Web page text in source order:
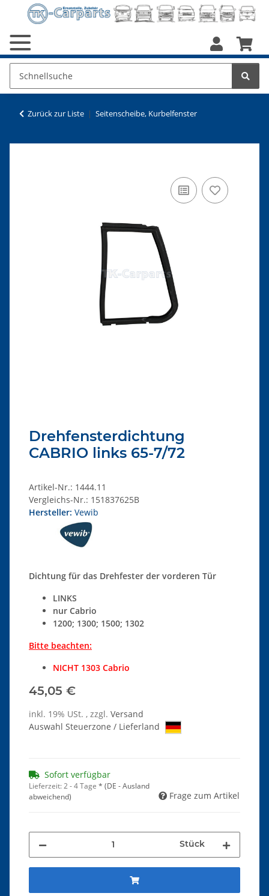
Zurück zur Liste Seitenscheibe, Kurbelfenster
Drehfensterdichtung
CABRIO links 65-7/72
Artikel-Nr.: 1444.11
Vergleichs-Nr.: 151837625B
Hersteller: Vewib
Dichtung für das Drehfester der vorderen Tür
LINKS
nur Cabrio
1200; 1300; 1500; 1302
Bitte beachten:
NICHT 1303 Cabrio
45,05 €
inkl. 19% USt. , zzgl. Versand
Auswahl Steuerzone / Lieferland
Sofort verfügbar
Lieferzeit:2 - 4 Tage * (DE - Ausland
abweichend)
Frage zum Artikel
Stück